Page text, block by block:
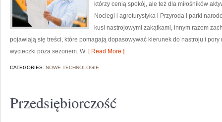
którzy cenią spokój, ale też dla miłośników
Noclegi i agroturystyka i Przyroda i parki
kusi nastrojowymi zakątkami, innym razem
pojawiają się treści, które pomagają dopasowywać kierunek do nastroju i
wycieczki poza sezonem. W [ Read More ]
CATEGORIES: NOWE TECHNOLOGIE
Przedsiębiorczość